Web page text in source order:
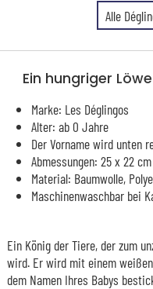
Alle
Ein hungriger
Marke: Les Déglingos
Alter: ab 0 Jahre
Der Vorname wird unten
Abmessungen: 25 x 22 cm
Material: Baumwolle,
Maschinenwaschbar bei
Ein König der Tiere, der zum
wird. Er wird mit einem
dem Namen Ihres Babys